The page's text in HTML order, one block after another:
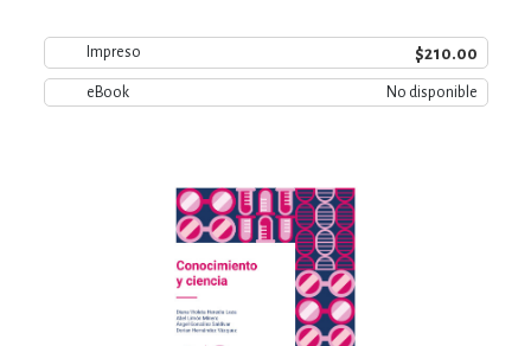
Impreso $210.00
eBook No disponible